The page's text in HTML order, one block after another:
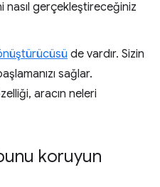
nasıl gerçekleştireceğiniz
de vardır. Sizin
sağlar.
aracın neleri
koruyun